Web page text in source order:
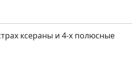
ксераны и 4-х полюсные